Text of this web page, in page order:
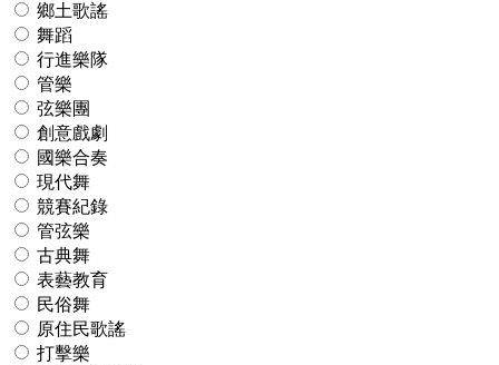
鄉土歌謠
舞蹈
行進樂隊
管樂
弦樂團
創意戲劇
國樂合奏
現代舞
競賽紀錄
管弦樂
古典舞
表藝教育
民俗舞
原住民歌謠
打擊樂